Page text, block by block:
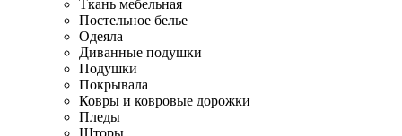
Ткань мебельная
Постельное белье
Одеяла
Диванные подушки
Подушки
Покрывала
Ковры и ковровые дорожки
Пледы
Шторы